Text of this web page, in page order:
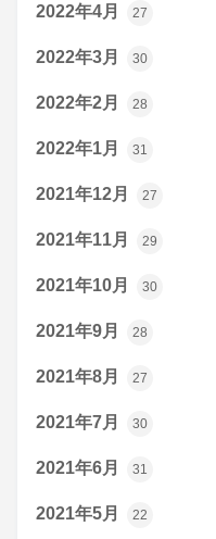
2022年4月 27
2022年3月 30
2022年2月 28
2022年1月 31
2021年12月 27
2021年11月 29
2021年10月 30
2021年9月 28
2021年8月 27
2021年7月 30
2021年6月 31
2021年5月 22